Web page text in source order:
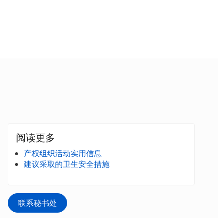
阅读更多
产权组织活动实用信息
建议采取的卫生安全措施
联系秘书处